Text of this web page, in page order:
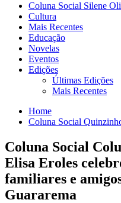
Coluna Social Silene
Cultura
Mais Recentes
Educação
Novelas
Eventos
Edições
Últimas Edições
Mais Recentes
Home
Coluna Social
Coluna Social
Elisa Eroles
familiares e
Guararema